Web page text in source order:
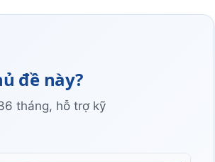
đề này?
tháng, hỗ trợ kỹ